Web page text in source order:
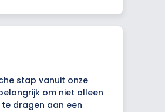
stap vanuit onze
om niet alleen
dragen aan een